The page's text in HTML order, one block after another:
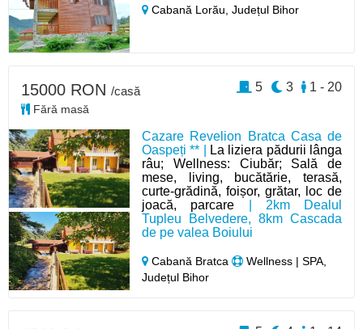
Cabană Lorău,Județul Bihor
Cazare Revelion Bratca Casa de
Oaspeți ** |
La liziera pădurii lânga
râu; Wellness: Ciubăr; Sală de
mese, living, bucătărie, terasă,
curte-grădină, foișor, grătar, loc de
joacă, parcare | 2km Dealul
Tupleu Belvedere, 8km Cascada
de pe valea Boiului
Cabană Bratca
Wellness | SPA,
Județul Bihor
15000 RON /casă
Fără masă
1 - 20
3
5